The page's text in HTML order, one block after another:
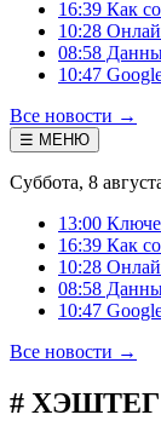
16:39 Как
10:28
08:58
10:47
Все новости →
☰ МЕНЮ
Суббота, 8
13:00
16:39 Как
10:28
08:58
10:47
Все новости →
#